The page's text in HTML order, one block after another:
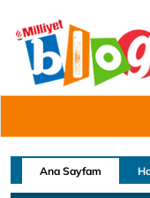
Ana Sayfam